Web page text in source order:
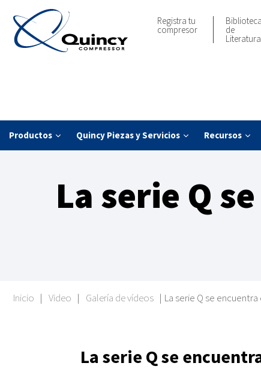
Registra tu
compresor
Biblioteca
de
Literatura
Productos Quincy Piezas y Servicios Recursos
La serie Q
Inicio | Video | Galería de vídeos | La serie Q se
La serie Q se